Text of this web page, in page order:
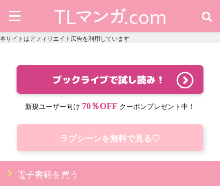
本サイトはアフィリエイト広告を利用しています
新規ユーザー向け 70％OFF クーポンプレゼント中！
ラブシーンを無料で見る♡
電子書籍を買う